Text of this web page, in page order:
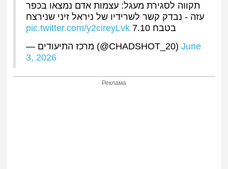
תקווה לסגירת מעגל: עצמות אדם נמצאו בכפר
עזה - נבדק קשר לשרידיו של ניראל זיני שנירצח
בטבח 7.10
pic.twitter.com/y2cireyLvk
— מרכז התיעודים (@CHADSHOT_20)June
3, 2026
Реклама